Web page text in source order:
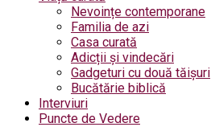
Nevoințe contemporane
Familia de azi
Casa curată
Adicții și vindecări
Gadgeturi cu două tăișuri
Bucătărie biblică
Interviuri
Puncte de Vedere